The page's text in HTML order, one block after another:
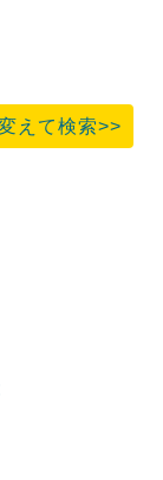
えて検索>>